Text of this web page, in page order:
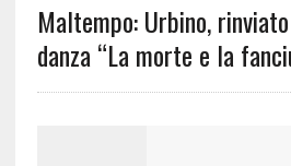
Maltempo: Urbino,
danza “La morte e la